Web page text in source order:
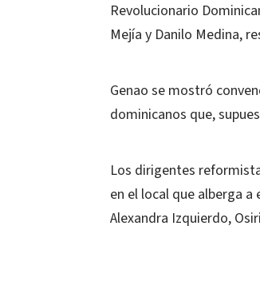
Revolucionario
Mejía y Danilo Medina,
Genao se mostró
dominicanos que,
Los dirigentes
en el local que alberga
Alexandra Izquierdo,